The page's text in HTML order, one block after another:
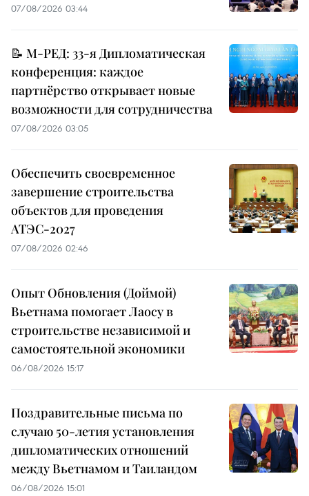
07/08/2026 03:44
📝 М-РЕД: 33-я Дипломатическая
конференция: каждое
партнёрство открывает новые
возможности для сотрудничества
07/08/2026 03:05
Обеспечить своевременное
завершение строительства
объектов для проведения
АТЭС-2027
07/08/2026 02:46
Опыт Обновления (Доймой)
Вьетнама помогает Лаосу в
строительстве независимой и
самостоятельной экономики
06/08/2026 15:17
Поздравительные письма по
случаю 50-летия установления
дипломатических отношений
между Вьетнамом и Таиландом
06/08/2026 15:01